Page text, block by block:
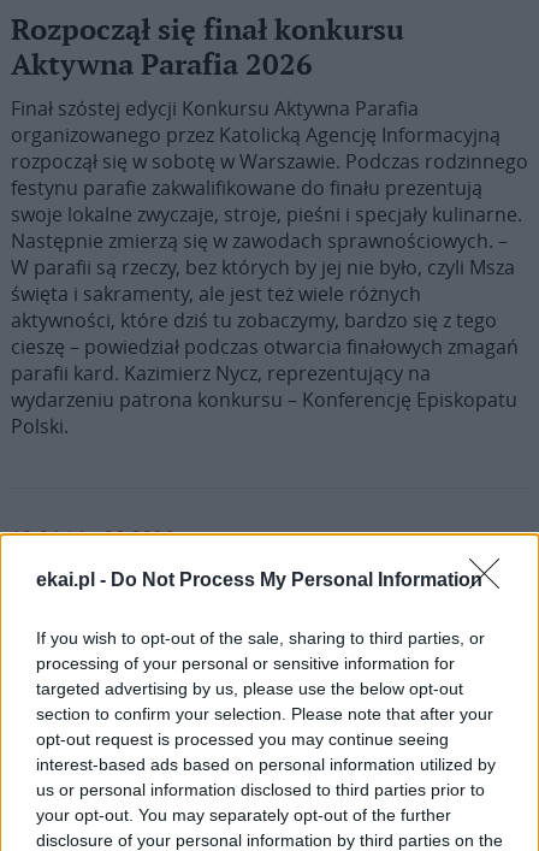
ekai.pl - Do Not Process My Personal Information
If you wish to opt-out of the sale, sharing to third parties, or
processing of your personal or sensitive information for
targeted advertising by us, please use the below opt-out
section to confirm your selection. Please note that after your
opt-out request is processed you may continue seeing
interest-based ads based on personal information utilized by
us or personal information disclosed to third parties prior to
your opt-out. You may separately opt-out of the further
disclosure of your personal information by third parties on the
Rozpoczął się finał konkursu
Aktywna Parafia 2026
Finał szóstej edycji Konkursu Aktywna Parafia
organizowanego przez Katolicką Agencję Informacyjną
rozpoczął się w sobotę w Warszawie. Podczas rodzinnego
festynu parafie zakwalifikowane do finału prezentują
swoje lokalne zwyczaje, stroje, pieśni i specjały kulinarne.
Następnie zmierzą się w zawodach sprawnościowych. –
W parafii są rzeczy, bez których by jej nie było, czyli Msza
święta i sakramenty, ale jest też wiele różnych
aktywności, które dziś tu zobaczymy, bardzo się z tego
cieszę – powiedział podczas otwarcia finałowych zmagań
parafii kard. Kazimierz Nycz, reprezentujący na
wydarzeniu patrona konkursu – Konferencję Episkopatu
Polski.
18:04 / 15-06-2026
Ogólnopolski i polonijny konkurs ku
Parafia św. Maksymiliana Męczennika w Oświęcimiu
ogłosiła ogólnopolski i polonijny konkurs literacko-
muzyczny związany z planowanym ustanowieniem
miejscowego kościoła sanktuarium św. Maksymiliana.
Uczestnicy mogą zgłaszać prace w dziesięciu kategoriach,
a łączna pula nagród obejmuje m.in. wyróżnienia
pieniężne do 2 tys. zł.